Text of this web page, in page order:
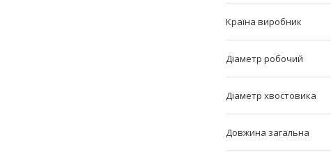
Країна виробник
Діаметр робочий
Діаметр хвостовика
Довжина загальна